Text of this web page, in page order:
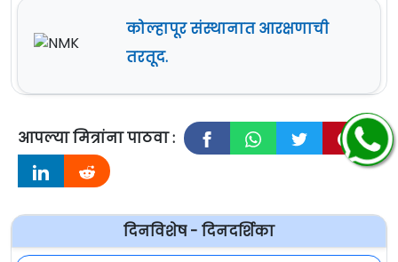
कोल्हापूर संस्थानात आरक्षणाची
तरतूद.
आपल्या मित्रांना पाठवा :
दिनविशेष - दिनदर्शिका